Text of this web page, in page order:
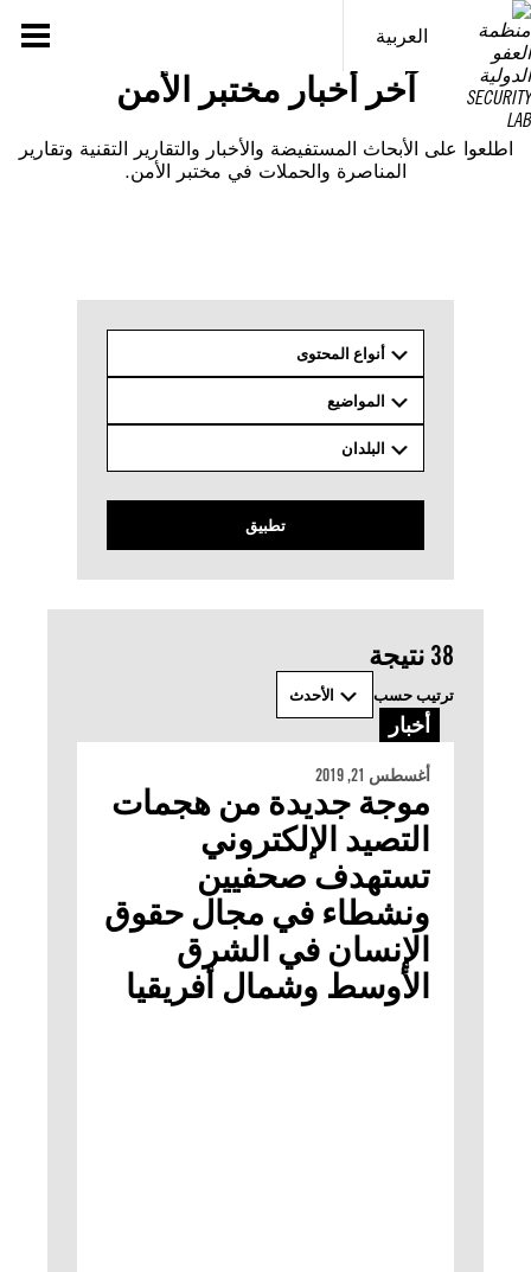
العربية
تخطى
إلى
المحتوى
آخر أخبار مختبر الأمن
اطلعوا على الأبحاث المستفيضة والأخبار والتقارير التقنية وتقارير
المناصرة والحملات في مختبر الأمن.
أنواع المحتوى
المواضيع
البلدان
تطبيق
‫‫38 نتيجة
ترتيب حسب الأحدث
أخبار
أغسطس 21, 2019
موجة جديدة من هجمات
التصيد الإلكتروني
تستهدف صحفيين
ونشطاء في مجال حقوق
الإنسان في الشرق
الأوسط وشمال أفريقيا